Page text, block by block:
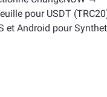
pour USDT
et Android pour